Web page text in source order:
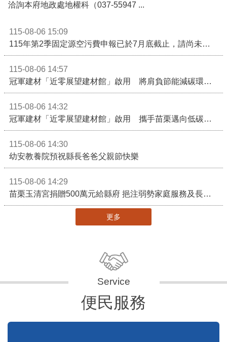
洽詢本府地政處地權科（037-55947 ...
115-08-06 15:09
115年第2季固定源空污費申報已於7月底截止，請尚未申報公私場所儘速完成申繳，以免面臨滯納金及罰鍰!
115-08-06 14:57
冠軍建材「近零展望建材館」啟用 將肩負節能減碳環境教育重任
115-08-06 14:32
冠軍建材「近零展望建材館」啟用 攜手苗栗邁向低碳建築新未來
115-08-06 14:30
幼安教養院預祝縣長爸爸父親節快樂
115-08-06 14:29
苗栗玉清宮捐贈500萬元給縣府 挹注弱勢家庭服務及長照醫療資源
更多
便民服務